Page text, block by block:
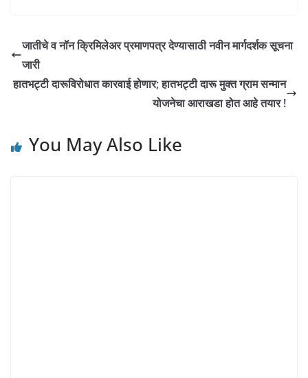
जातीचे व नॉन क्रिमिलेअर प्रमाणपत्र देण्यासाठी नवीन मार्गदर्शक सूचना
जारी
हातभट्टी दारूविरोधात कारवाई होणार; हातभट्टी दारू मुक्त ग्राम सन्मान
योजनेचा आराखडा होत आहे तयार !
You May Also Like